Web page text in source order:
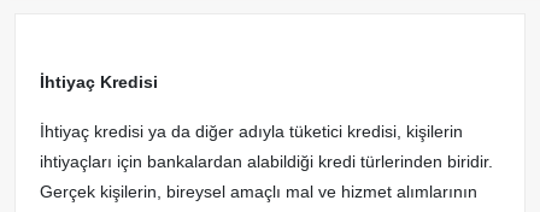
İhtiyaç Kredisi
İhtiyaç kredisi ya da diğer adıyla tüketici kredisi, kişilerin
ihtiyaçları için bankalardan alabildiği kredi türlerinden biridir.
Gerçek kişilerin, bireysel amaçlı mal ve hizmet alımlarının